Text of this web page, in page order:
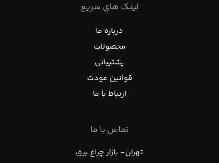
لینک های سریع
درباره ما
محصولات
پشتیبانی
قوانین عودت
ارتباط با ما
تماس با ما
تهران- بازار چراغ برق